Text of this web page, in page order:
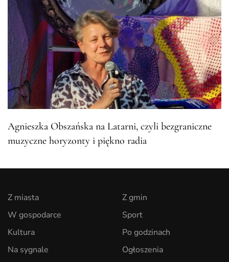
Agnieszka Obszańska na Latarni, czyli bezgraniczne
muzyczne horyzonty i piękno radia
Z miasta
W gospodarce
Kultura
Na sygnale
Z gmin
Sport
Po godzinach
Ogłoszenia